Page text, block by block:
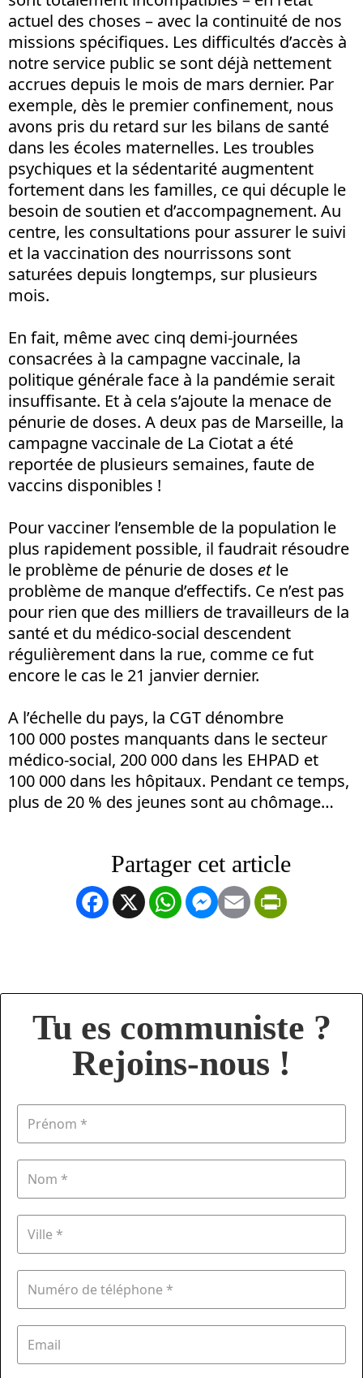
actuel des choses – avec la continuité de nos
missions spécifiques. Les difficultés d’accès à
notre service public se sont déjà nettement
accrues depuis le mois de mars dernier. Par
exemple, dès le premier confinement, nous
avons pris du retard sur les bilans de santé
dans les écoles maternelles. Les troubles
psychiques et la sédentarité augmentent
fortement dans les familles, ce qui décuple le
besoin de soutien et d’accompagnement. Au
centre, les consultations pour assurer le suivi
et la vaccination des nourrissons sont
saturées depuis longtemps, sur plusieurs
mois.
En fait, même avec cinq demi-journées
consacrées à la campagne vaccinale, la
politique générale face à la pandémie serait
insuffisante. Et à cela s’ajoute la menace de
pénurie de doses. A deux pas de Marseille, la
campagne vaccinale de La Ciotat a été
reportée de plusieurs semaines, faute de
vaccins disponibles !
Pour vacciner l’ensemble de la population le
plus rapidement possible, il faudrait résoudre
le problème de pénurie de doses etle
problème de manque d’effectifs. Ce n’est pas
pour rien que des milliers de travailleurs de la
santé et du médico-social descendent
régulièrement dans la rue, comme ce fut
encore le cas le 21 janvier dernier.
A l’échelle du pays, la CGT dénombre
100 000 postes manquants dans le secteur
médico-social, 200 000 dans les EHPAD et
100 000 dans les hôpitaux. Pendant ce temps,
plus de 20 % des jeunes sont au chômage…
Facebook
X WhatsApp
Messenger
Email
Tu es communiste ?
Rejoins-nous !